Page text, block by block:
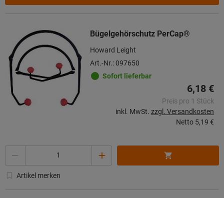
Bügelgehörschutz PerCap®
Howard Leight
Art.-Nr.: 097650
Sofort lieferbar
6,18 €
Preis pro 1 Stück
inkl. MwSt. zzgl. Versandkosten
Netto 5,19 €
Artikel merken